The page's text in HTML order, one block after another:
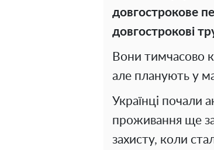
довгострокове
довгострокові
Вони тимчасово
але планують у
Українці почали
проживання ще
захисту, коли